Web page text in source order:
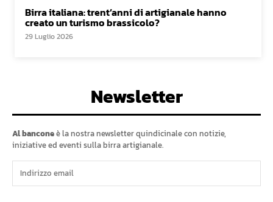
Birra italiana: trent’anni di artigianale hanno
creato un turismo brassicolo?
29 Luglio 2026
Newsletter
Al banconeè la nostra newsletter quindicinale con notizie,
iniziative ed eventi sulla birra artigianale.